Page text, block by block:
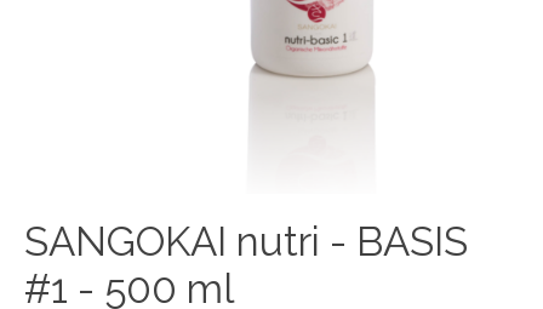
SANGOKAI nutri - BASIS
#1 - 500 ml